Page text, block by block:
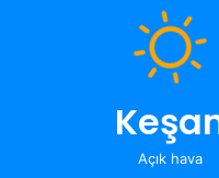
Açık hava